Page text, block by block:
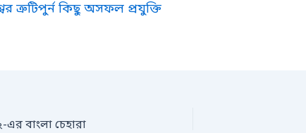
ত্রুটিপুর্ন কিছু অসফল প্রযুক্তি
বাংলা চেহারা